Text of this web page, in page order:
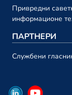
13. октобар
септембар
Привредни
Привредни
Привредни
информационе
ПАРТНЕРИ
Службени